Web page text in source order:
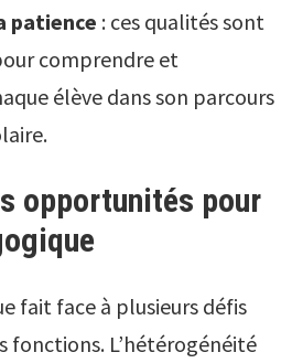
patience : ces qualités sont
comprendre et
élève dans son parcours
opportunités pour
fait face à plusieurs défis
fonctions. L’hétérogénéité